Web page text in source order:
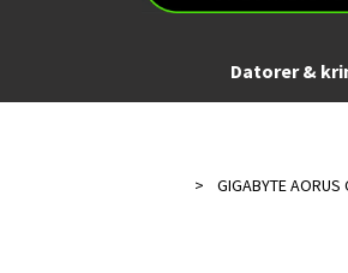
Datorer &
GIGABYTE